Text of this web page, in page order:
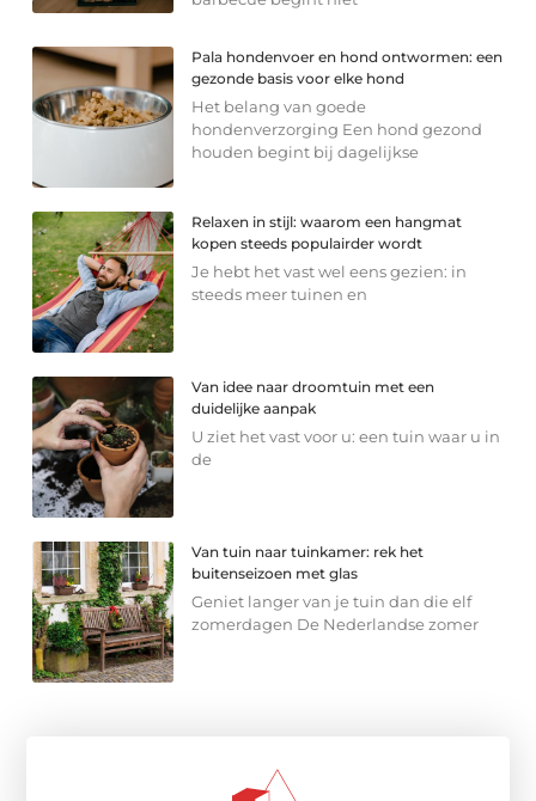
Pala hondenvoer en hond ontwormen: een
gezonde basis voor elke hond
Het belang van goede
hondenverzorging Een hond gezond
houden begint bij dagelijkse
Relaxen in stijl: waarom een hangmat
kopen steeds populairder wordt
Je hebt het vast wel eens gezien: in
steeds meer tuinen en
Van idee naar droomtuin met een
duidelijke aanpak
U ziet het vast voor u: een tuin waar u in
de
Van tuin naar tuinkamer: rek het
buitenseizoen met glas
Geniet langer van je tuin dan die elf
zomerdagen De Nederlandse zomer